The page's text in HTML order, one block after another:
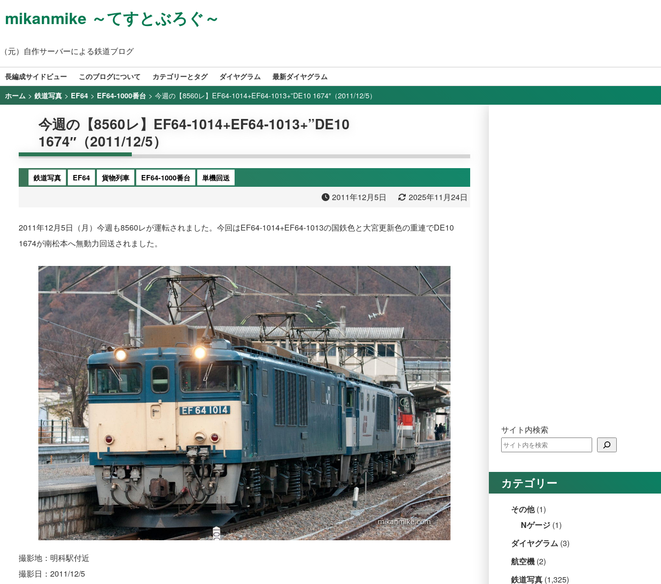
mikanmike ～てすとぶろぐ～
（元）自作サーバーによる鉄道ブログ
長編成サイドビュー このブログについて カテゴリーとタグ ダイヤグラム 最新ダイヤグラム
ホーム > 鉄道写真 > EF64 > EF64-1000番台 > 今週の【8560レ】EF64-1014+EF64-1013+”DE10 1674″（2011/12/5）
今週の【8560レ】EF64-1014+EF64-1013+”DE10
1674″（2011/12/5）
鉄道写真 EF64 貨物列車 EF64-1000番台 単機回送
2011年12月5日 2025年11月24日
2011年12月5日（月）今週も8560レが運転されました。今回はEF64-1014+EF64-1013の国鉄色と大宮更新色の重連でDE10
1674が南松本へ無動力回送されました。
撮影地：明科駅付近
撮影日：2011/12/5
サイト内検索
カテゴリー
その他(1)
Nゲージ (1)
ダイヤグラム (3)
航空機 (2)
鉄道写真 (1,325)